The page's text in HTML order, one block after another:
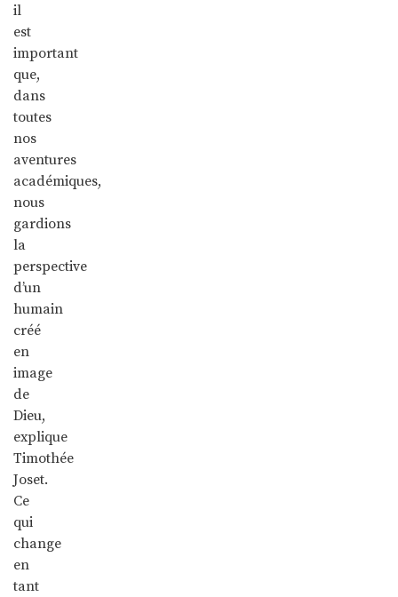
il
est
important
que,
dans
toutes
nos
aventures
académiques,
nous
gardions
la
perspective
d’un
humain
créé
en
image
de
Dieu,
explique
Timothée
Joset.
Ce
qui
change
en
tant